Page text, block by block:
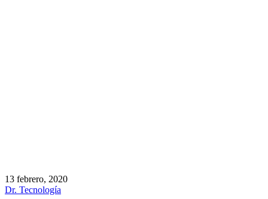
13 febrero, 2020
Dr. Tecnología